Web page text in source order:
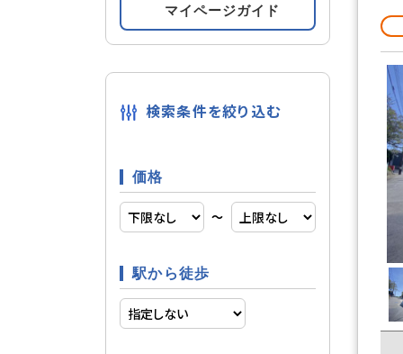
マイページガイド
検索条件を絞り込む
価格
〜
駅から徒歩
自由設計
立地条件
条件